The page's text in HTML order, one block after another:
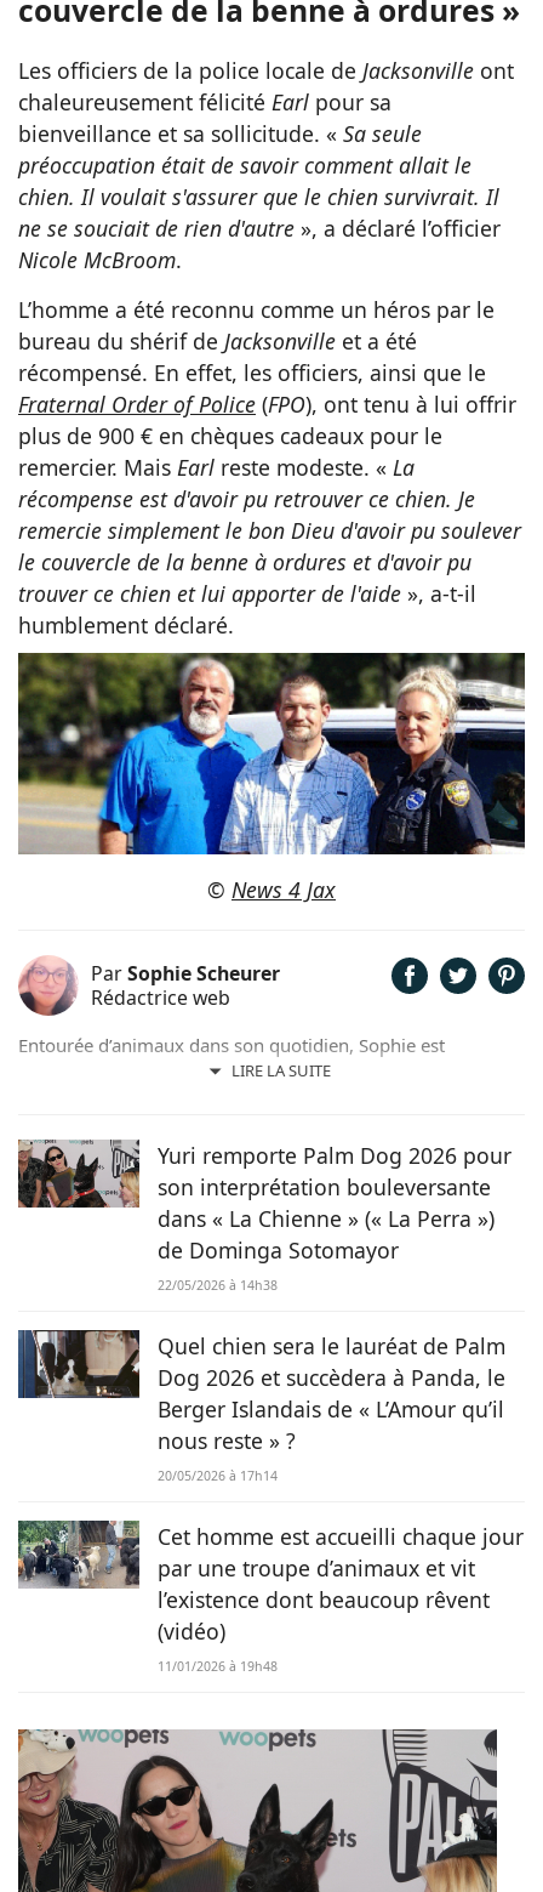
couvercle de la benne à ordures »
Les officiers de la police locale de Jacksonville ont
chaleureusement félicité Earl pour sa
bienveillance et sa sollicitude. « Sa seule
préoccupation était de savoir comment allait le
chien. Il voulait s'assurer que le chien survivrait. Il
ne se souciait de rien d'autre », a déclaré l’officier
Nicole McBroom.
L’homme a été reconnu comme un héros par le
bureau du shérif de Jacksonville et a été
récompensé. En effet, les officiers, ainsi que le
Fraternal Order of Police (FPO), ont tenu à lui offrir
plus de 900 € en chèques cadeaux pour le
remercier. Mais Earl reste modeste. « La
récompense est d'avoir pu retrouver ce chien. Je
remercie simplement le bon Dieu d'avoir pu soulever
le couvercle de la benne à ordures et d'avoir pu
trouver ce chien et lui apporter de l'aide », a-t-il
humblement déclaré.
© News 4 Jax
ParSophie Scheurer
Rédactrice web
LIRE LA SUITE
Entourée d’animaux dans son quotidien, Sophie est
également passionnée de mots. Son amour pour les
précaire. Maya la croisée Labrador-Border Collie a été
retrouvée errante par la SPA et Hatchi, le chien Arbi, a été
sauvé de Tunisie. À ses yeux, ses 2 chiens, son chat et ses
lapins font partie intégrante de sa vie et de sa famille ! C’est
donc sans hésiter qu’elle a décidé de mettre sa plume au
service de Chien.fr.
Yuri remporte Palm Dog 2026 pour
son interprétation bouleversante
dans « La Chienne » (« La Perra »)
de Dominga Sotomayor
22/05/2026 à 14h38
Quel chien sera le lauréat de Palm
Dog 2026 et succèdera à Panda, le
Berger Islandais de « L’Amour qu’il
nous reste » ?
20/05/2026 à 17h14
Cet homme est accueilli chaque jour
par une troupe d’animaux et vit
l’existence dont beaucoup rêvent
(vidéo)
11/01/2026 à 19h48